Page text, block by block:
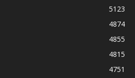
5123
4874
4855
4815
4751